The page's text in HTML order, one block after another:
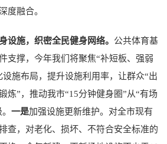
度融合。
设施，织密全民健身网络。 公共体育基
支撑，今年我们将聚焦“补短板、强弱
施布局，提升设施利用率，让群众“出
炼”，推动我市“15分钟健身圈”从“有场
。一是加强设施更新维护。对全市现有
查，对老化、损坏、不符合安全标准的